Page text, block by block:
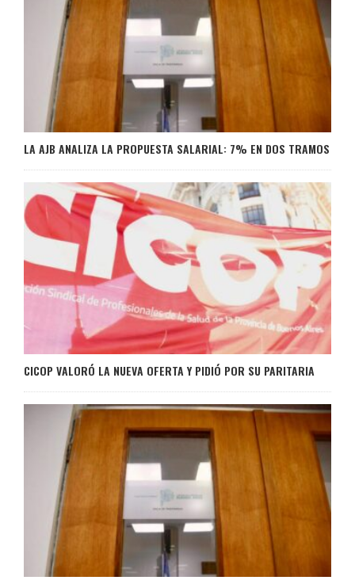
LA AJB ANALIZA LA PROPUESTA SALARIAL: 7% EN DOS TRAMOS
CICOP VALORÓ LA NUEVA OFERTA Y PIDIÓ POR SU PARITARIA